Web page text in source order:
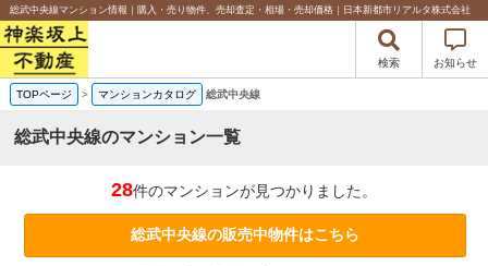
総武中央線マンション情報｜購入・売り物件、売却査定・相場・売却価格｜日本新都市リアルタ株式会社
検索 お知らせ
TOPページ > マンションカタログ 総武中央線
総武中央線のマンション一覧
28件のマンションが見つかりました。
総武中央線の販売中物件はこちら